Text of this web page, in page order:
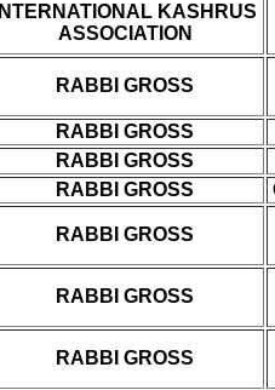
INTERNATIONAL KASHRUS
ASSOCIATION
RABBI GROSS
RABBI GROSS
RABBI GROSS
RABBI GROSS
RABBI GROSS
RABBI GROSS
RABBI GROSS